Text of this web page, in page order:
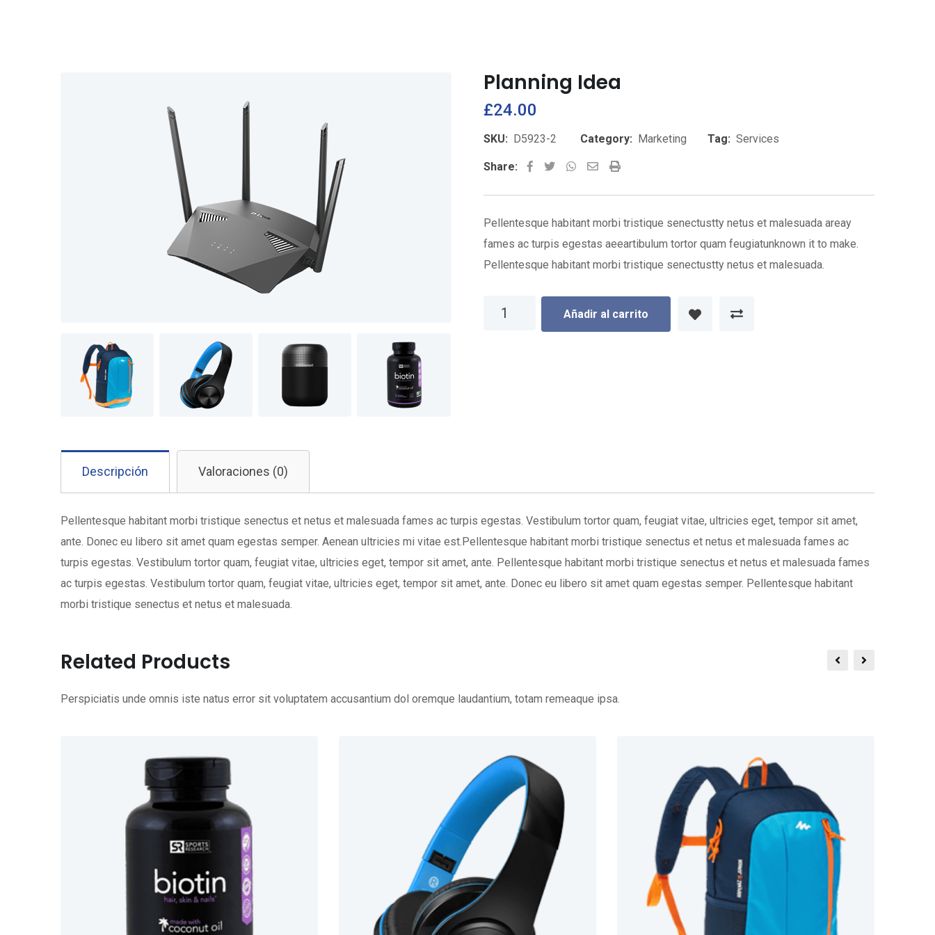
Planning Idea
£24.00
SKU: D5923-2 Category: Marketing Tag: Services
Share: Whatsapp
SharePrint
Pellentesque habitant morbi tristique senectustty netus et malesuada areay
fames ac turpis egestas aeeartibulum tortor quam feugiatunknown it to make.
Pellentesque habitant morbi tristique senectustty netus et malesuada.
Planning
Añadir al carrito
Descripción Valoraciones (0)
Pellentesque habitant morbi tristique senectus et netus et malesuada fames ac turpis egestas. Vestibulum tortor quam, feugiat vitae, ultricies eget, tempor sit amet,
ante. Donec eu libero sit amet quam egestas semper. Aenean ultricies mi vitae est.Pellentesque habitant morbi tristique senectus et netus et malesuada fames ac
turpis egestas. Vestibulum tortor quam, feugiat vitae, ultricies eget, tempor sit amet, ante. Pellentesque habitant morbi tristique senectus et netus et malesuada fames
ac turpis egestas. Vestibulum tortor quam, feugiat vitae, ultricies eget, tempor sit amet, ante. Donec eu libero sit amet quam egestas semper. Pellentesque habitant
morbi tristique senectus et netus et malesuada.
Related Products
Perspiciatis unde omnis iste natus error sit voluptatem accusantium dol oremque laudantium, totam remeaque ipsa.